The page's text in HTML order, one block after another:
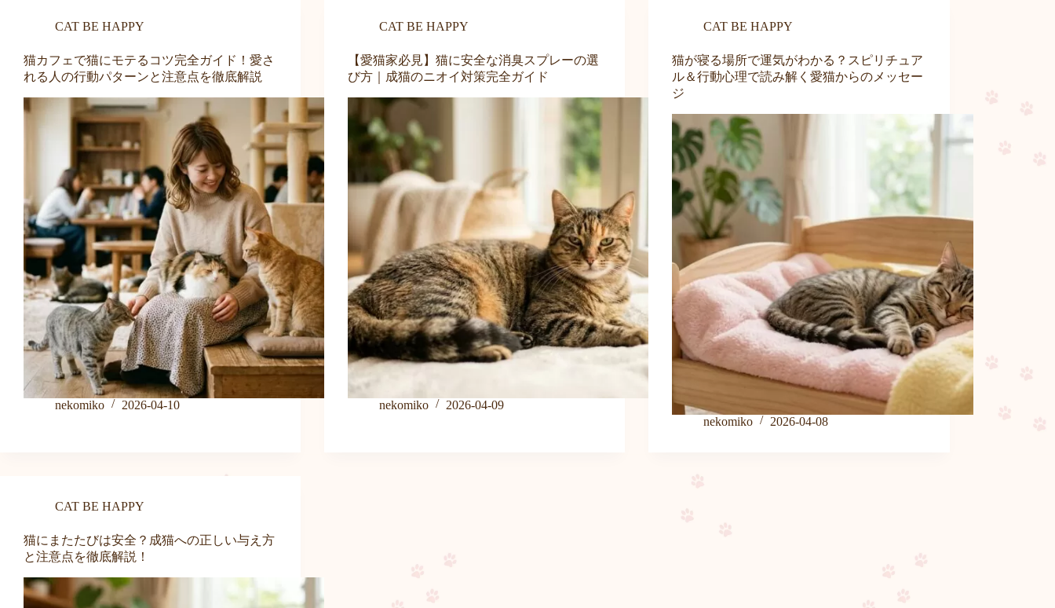
CAT BE HAPPY
猫カフェで猫にモテるコツ完全ガイド！愛さ
れる人の行動パターンと注意点を徹底解説
nekomiko 2026-04-10
CAT BE HAPPY
【愛猫家必見】猫に安全な消臭スプレーの選
び方｜成猫のニオイ対策完全ガイド
nekomiko 2026-04-09
CAT BE HAPPY
猫が寝る場所で運気がわかる？スピリチュア
ル＆行動心理で読み解く愛猫からのメッセー
ジ
nekomiko 2026-04-08
CAT BE HAPPY
猫にまたたびは安全？成猫への正しい与え方
と注意点を徹底解説！